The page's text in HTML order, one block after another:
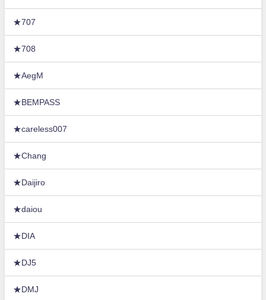
★707
★708
★AegM
★BEMPASS
★careless007
★Chang
★Daijiro
★daiou
★DIA
★DJ5
★DMJ